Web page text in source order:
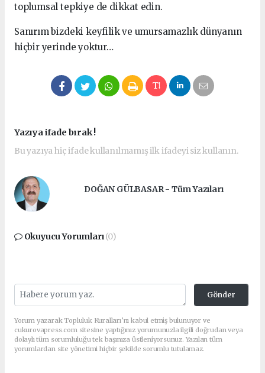
toplumsal tepkiye de dikkat edin.
Sanırım bizdeki keyfilik ve umursamazlık dünyanın
hiçbir yerinde yoktur…
Yazıya ifade bırak !
Bu yazıya hiç ifade kullanılmamış ilk ifadeyi siz kullanın.
DOĞAN GÜLBASAR - Tüm Yazıları
Okuyucu Yorumları(0)
Gönder
Yorum yazarak Topluluk Kuralları’nı kabul etmiş bulunuyor ve
cukurovapress.com sitesine yaptığınız yorumunuzla ilgili doğrudan veya
dolaylı tüm sorumluluğu tek başınıza üstleniyorsunuz. Yazılan tüm
yorumlardan site yönetimi hiçbir şekilde sorumlu tutulamaz.